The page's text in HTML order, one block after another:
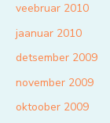
veebruar 2010
jaanuar 2010
detsember 2009
november 2009
oktoober 2009